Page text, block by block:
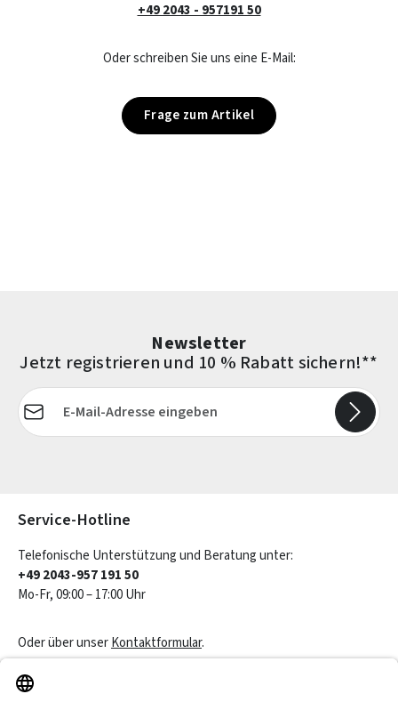
+49 2043 - 957191 50
Oder schreiben Sie uns eine E-Mail:
Frage zum Artikel
Newsletter
Jetzt registrieren und 10 % Rabatt sichern!**
E-Mail-Adresse*
Service-Hotline
Telefonische Unterstützung und Beratung unter:
+49 2043-957 191 50
Mo-Fr, 09:00 – 17:00 Uhr
Oder über unserKontaktformular.